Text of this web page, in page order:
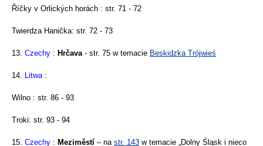
Říčky v Orlických horách : str. 71 - 72
Twierdza Hanička: str. 72 - 73
13. Czechy : Hrčava - str. 75 w temacie Beskidzka Trójwieś
14. Litwa :
Wilno : str. 86 - 93
Troki: str. 93 - 94
15. Czechy : Meziměstí – na str. 143 w temacie „Dolny Śląsk i nieco